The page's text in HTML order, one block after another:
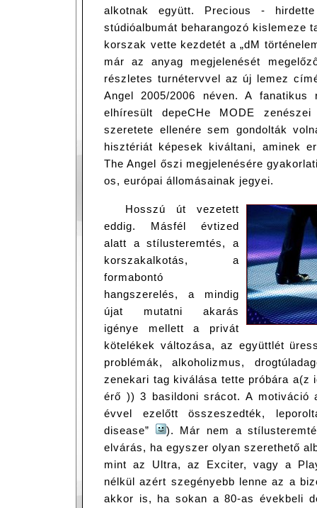
alkotnak együtt. Precious -
stúdióalbumát beharangozó kislemeze
korszak vette kezdetét a „dM
már az anyag megjelenését
részletes turnétervvel az új lemez
Angel 2005/2006 néven. A fanatikus
elhíresült depeCHe MODE
szeretete ellenére sem gondolták
hisztériát képesek kiváltani, aminek
The Angel őszi megjelenésére
os, európai állomásainak jegyei.
Hosszú út vezetett
eddig. Másfél évtized
alatt a stílusteremtés, a
korszakalkotás, a
formabontó
hangszerelés, a mindig
újat mutatni akarás
igénye mellett a privát
kötelékek változása, az együttlét
problémák, alkoholizmus,
zenekari tag kiválása tette próbára a(z
érő )) 3 basildoni srácot. A motiváció
évvel ezelőtt összeszedték,
disease”
). Már nem a
elvárás, ha egyszer olyan szerethető
mint az Ultra, az Exciter, vagy a
nélkül azért szegényebb lenne az a
akkor is, ha sokan a 80-as évekbeli